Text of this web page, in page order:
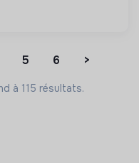
5 6 >
à 115 résultats.